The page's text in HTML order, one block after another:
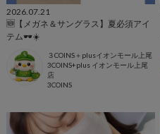
2026.07.21
🆕【メガネ＆サングラス】夏必須アイ
テム🕶️☀️
３COINS＋plusイオンモール上尾
3COINS+plus イオンモール上尾
店
3COINS